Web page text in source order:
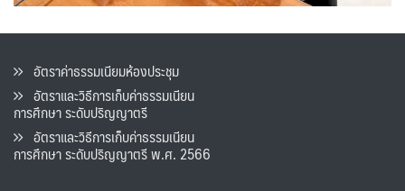
อัตราค่าธรรมเนียมห้องประชุม
อัตราและวิธีการเก็บค่าธรรมเนียน
การศึกษา ระดับปริญญาตรี
อัตราและวิธีการเก็บค่าธรรมเนียน
การศึกษา ระดับปริญญาตรี พ.ศ. 2566